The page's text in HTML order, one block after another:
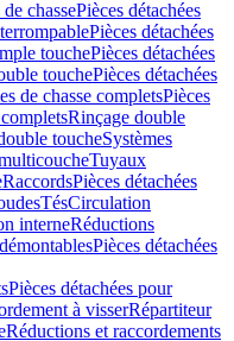
chassePièces détachées
Pièces détachées
touchePièces détachées
touchePièces détachées
de chasse completsPièces
Rinçage double
toucheSystèmes
Tuyaux
RaccordsPièces détachées
TésCirculation
interneRéductions
Pièces détachées
Pièces détachées pour
à visserRépartiteur
Réductions et raccordements